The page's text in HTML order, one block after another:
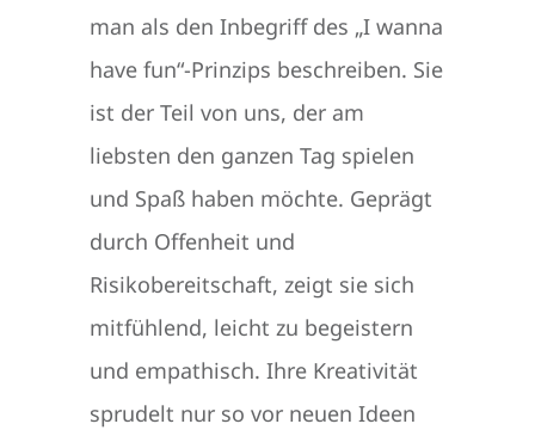
man als den Inbegriff des „I wanna
have fun“-Prinzips beschreiben. Sie
ist der Teil von uns, der am
liebsten den ganzen Tag spielen
und Spaß haben möchte. Geprägt
durch Offenheit und
Risikobereitschaft, zeigt sie sich
mitfühlend, leicht zu begeistern
und empathisch. Ihre Kreativität
sprudelt nur so vor neuen Ideen